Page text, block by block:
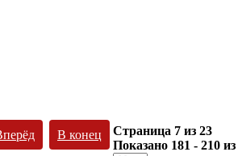
В конец
Страница 7 из 23
Показано 181 - 210 из